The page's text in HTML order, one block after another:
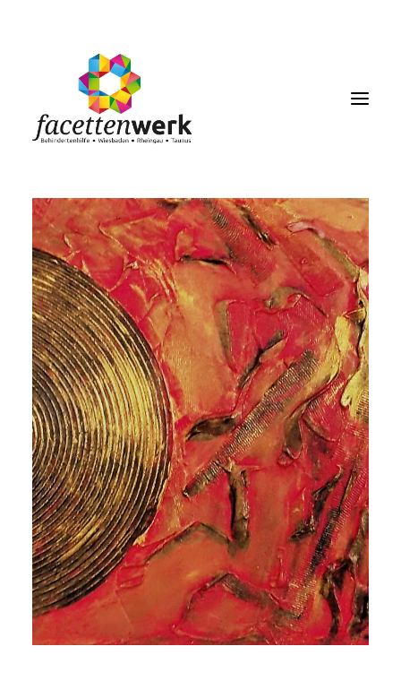
MENU
FACETTENBLOG
JOBS & KARRIERE